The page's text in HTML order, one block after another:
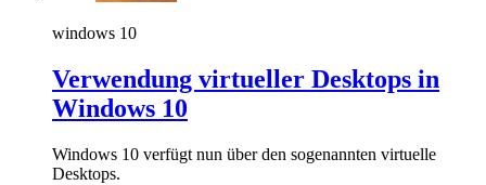
windows 10
Verwendung virtueller Desktops in
Windows 10
Windows 10 verfügt nun über den sogenannten virtuelle
Desktops.